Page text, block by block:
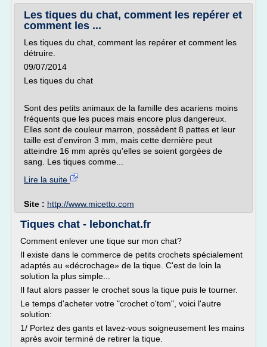
Les tiques du chat, comment les repérer et
comment les ...
Les tiques du chat, comment les repérer et comment les
détruire.
09/07/2014
Les tiques du chat
Sont des petits animaux de la famille des acariens moins
fréquents que les puces mais encore plus dangereux.
Elles sont de couleur marron, possèdent 8 pattes et leur
taille est d'environ 3 mm, mais cette dernière peut
atteindre 16 mm après qu'elles se soient gorgées de
sang. Les tiques comme...
Lire la suite
Site : http://www.micetto.com
Tiques chat - lebonchat.fr
Comment enlever une tique sur mon chat?
Il existe dans le commerce de petits crochets spécialement
adaptés au «décrochage» de la tique. C'est de loin la
solution la plus simple...
Il faut alors passer le crochet sous la tique puis le tourner.
Le temps d'acheter votre "crochet o'tom", voici l'autre
solution:
1/ Portez des gants et lavez-vous soigneusement les mains
après avoir terminé de retirer la tique.